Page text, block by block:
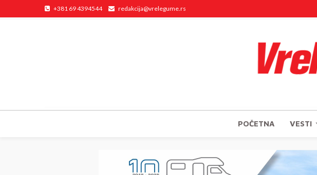
+381 69 4394544 redakcija@vrelegume.rs
POČETNA VESTI